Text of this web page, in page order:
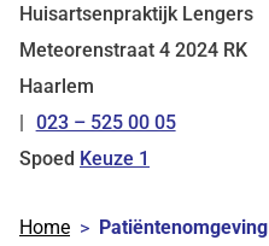
Huisartsenpraktijk Lengers
Meteorenstraat 4 2024 RK
Haarlem
Tel:
023 – 525 00 05
Spoed Keuze 1
Home Patiëntenomgeving